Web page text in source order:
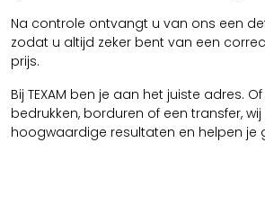
Na controle ontvangt u van ons een
zodat u altijd zeker bent van een
prijs.
Bij TEXAM ben je aan het juiste adres.
bedrukken, borduren of een transfer,
hoogwaardige resultaten en helpen je